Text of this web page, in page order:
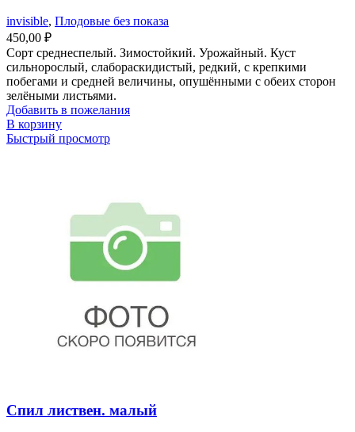
invisible, Плодовые без показа
450,00 ₽
Сорт среднеспелый. Зимостойкий. Урожайный. Куст
сильнорослый, слабораскидистый, редкий, с крепкими
побегами и средней величины, опушёнными с обеих сторон
зелёными листьями.
Добавить в пожелания
В корзину
Быстрый просмотр
Спил листвен. малый